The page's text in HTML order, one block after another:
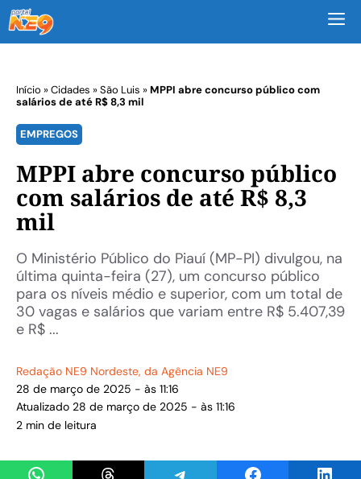
Início »Cidades »São Luis »MPPI abre concurso público com
salários de até R$ 8,3 mil
EMPREGOS
MPPI abre concurso público
com salários de até R$ 8,3
mil
O Ministério Público do Piauí (MP-PI) divulgou, na
última quinta-feira (27), um concurso público
para os níveis médio e superior, com um total de
30 vagas e salários que variam entre R$ 5.407,39
e R$ ...
Redação NE9 Nordeste, da Agência NE9
28 de março de 2025 - às 11:16
Atualizado 28 de março de 2025 - às 11:16
2 min de leitura
Share on WhatsAppShare on ThreadsShare on TelegramShare on Facebook